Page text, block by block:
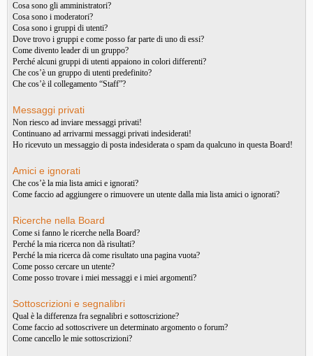
Cosa sono gli amministratori?
Cosa sono i moderatori?
Cosa sono i gruppi di utenti?
Dove trovo i gruppi e come posso far parte di uno di essi?
Come divento leader di un gruppo?
Perché alcuni gruppi di utenti appaiono in colori differenti?
Che cos’è un gruppo di utenti predefinito?
Che cos’è il collegamento “Staff”?
Messaggi privati
Non riesco ad inviare messaggi privati!
Continuano ad arrivarmi messaggi privati indesiderati!
Ho ricevuto un messaggio di posta indesiderata o spam da qualcuno in questa Board!
Amici e ignorati
Che cos’è la mia lista amici e ignorati?
Come faccio ad aggiungere o rimuovere un utente dalla mia lista amici o ignorati?
Ricerche nella Board
Come si fanno le ricerche nella Board?
Perché la mia ricerca non dà risultati?
Perché la mia ricerca dà come risultato una pagina vuota?
Come posso cercare un utente?
Come posso trovare i miei messaggi e i miei argomenti?
Sottoscrizioni e segnalibri
Qual è la differenza fra segnalibri e sottoscrizione?
Come faccio ad sottoscrivere un determinato argomento o forum?
Come cancello le mie sottoscrizioni?